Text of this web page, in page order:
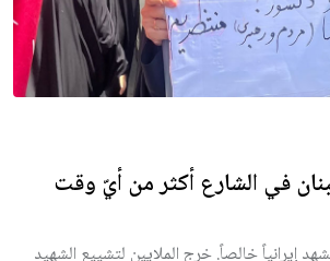
في الشارع أكثر من أيّ وقت
إيرانياً خالصاً. خرج الملايين لتشييع الشهيد